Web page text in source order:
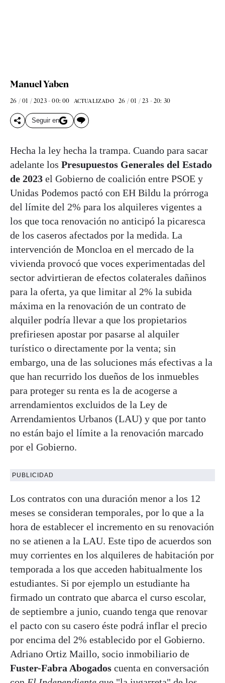
Manuel Yaben
26 / 01 / 2023 - 00: 00 ACTUALIZADO 26 / 01 / 23 - 20: 30
Seguir en
Hecha la ley hecha la trampa. Cuando para sacar
adelante los Presupuestos Generales del Estado
de 2023 el Gobierno de coalición entre PSOE y
Unidas Podemos pactó con EH Bildu la prórroga
del límite del 2% para los alquileres vigentes a
los que toca renovación no anticipó la picaresca
de los caseros afectados por la medida. La
intervención de Moncloa en el mercado de la
vivienda provocó que voces experimentadas del
sector advirtieran de efectos colaterales dañinos
para la oferta, ya que limitar al 2% la subida
máxima en la renovación de un contrato de
alquiler podría llevar a que los propietarios
prefiriesen apostar por pasarse al alquiler
turístico o directamente por la venta; sin
embargo, una de las soluciones más efectivas a la
que han recurrido los dueños de los inmuebles
para proteger su renta es la de acogerse a
arrendamientos excluidos de la Ley de
Arrendamientos Urbanos (LAU) y que por tanto
no están bajo el límite a la renovación marcado
por el Gobierno.
PUBLICIDAD
Los contratos con una duración menor a los 12
meses se consideran temporales, por lo que a la
hora de establecer el incremento en su renovación
no se atienen a la LAU. Este tipo de acuerdos son
muy corrientes en los alquileres de habitación por
temporada a los que acceden habitualmente los
estudiantes. Si por ejemplo un estudiante ha
firmado un contrato que abarca el curso escolar,
de septiembre a junio, cuando tenga que renovar
el pacto con su casero éste podrá inflar el precio
por encima del 2% establecido por el Gobierno.
Adriano Ortiz Maillo, socio inmobiliario de
Fuster-Fabra Abogados cuenta en conversación